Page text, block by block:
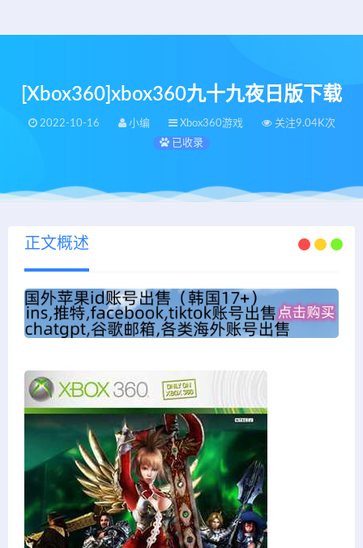
[Xbox360]xbox360九十九夜日版下载
2022-10-16 小编 Xbox360游戏
关注9.04K次
已收录
正文概述